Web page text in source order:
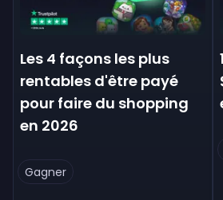
Les 4 façons les plus
rentables d'être payé
pour faire du shopping
en 2026
Gagner